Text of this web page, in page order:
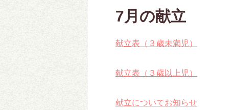
7月の献立
献立表（３歳未満児）
献立表（３歳以上児）
献立についてお知らせ